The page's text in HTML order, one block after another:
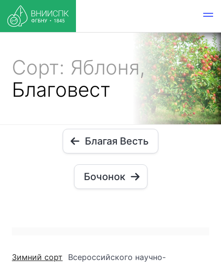
Сорт: Яблоня,
Благовест
Благая Весть
Бочонок
Зимний сорт
Всероссийского научно-